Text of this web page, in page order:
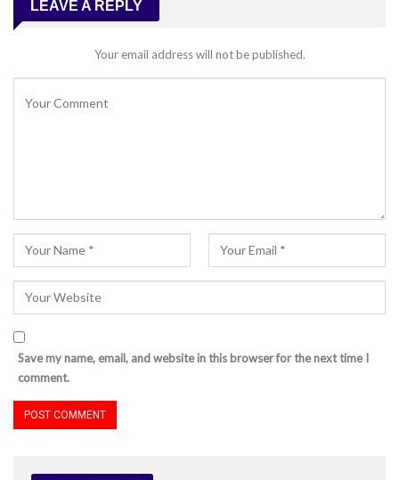
LEAVE A REPLY
Your email address will not be published.
Save my name, email, and website in this browser for the next time I
comment.